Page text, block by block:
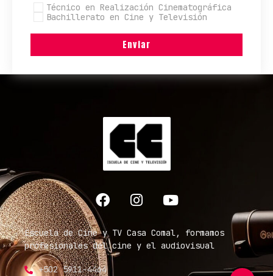
Técnico en Realización Cinematográfica
Bachillerato en Cine y Televisión
Enviar
Escuela de Cine y TV Casa Comal, formamos
profesionales del cine y el audiovisual
+502 5911-4464